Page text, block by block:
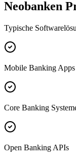
Neobanken
Typische
Mobile Banking Apps
Core Banking
Open Banking APIs